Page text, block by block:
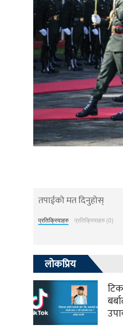
तपाईको मत दिनुहोस्
प्रतिक्रियाहरु प्रतिक्रियाहरु (0)
लोकप्रिय